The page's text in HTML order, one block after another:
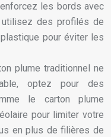
les bords avec
des profilés de
pour éviter les
plume traditionnel ne
optez pour des
le carton plume
pour limiter votre
en plus de filières de